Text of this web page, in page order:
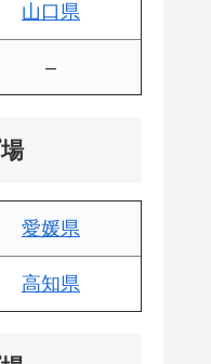
山口県
–
愛媛県
高知県